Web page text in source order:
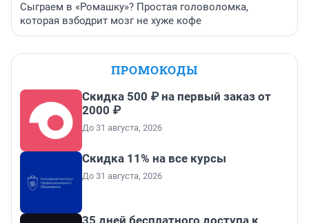
Сыграем в «Ромашку»? Простая головоломка,
которая взбодрит мозг не хуже кофе
ПРОМОКОДЫ
Скидка 500 ₽ на первый заказ от
2000 ₽
До 31 августа, 2026
Скидка 11% на все курсы
До 31 августа, 2026